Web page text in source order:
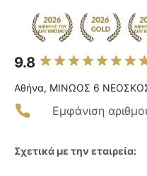
9.8
Αθήνα, ΜΙΝΩΟΣ 6
Εμφάνιση
Σχετικά με την εταιρεία: